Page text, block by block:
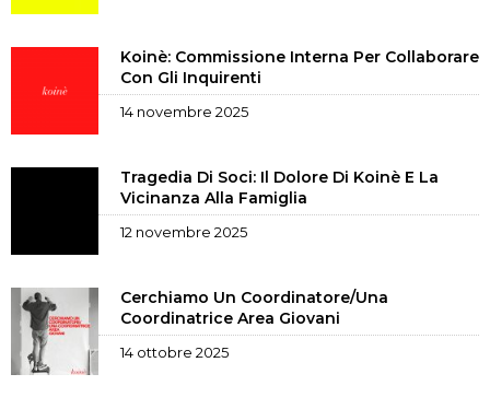
Koinè: Commissione Interna Per Collaborare
Con Gli Inquirenti
14 novembre 2025
Tragedia Di Soci: Il Dolore Di Koinè E La
Vicinanza Alla Famiglia
12 novembre 2025
Cerchiamo Un Coordinatore/una
Coordinatrice Area Giovani
14 ottobre 2025